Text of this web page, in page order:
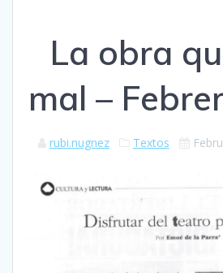
La obra
mal –
rubi.nugnez Textos